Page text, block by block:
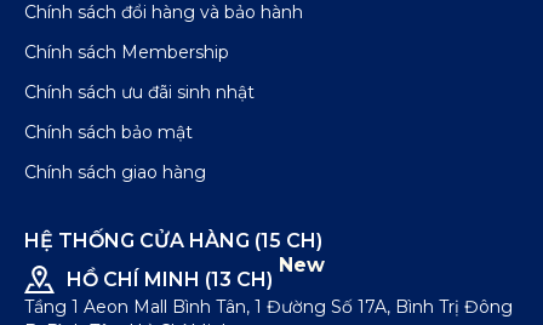
Chính sách đổi hàng và bảo hành
Chính sách Membership
Chính sách ưu đãi sinh nhật
Chính sách bảo mật
Chính sách giao hàng
HỆ THỐNG CỬA HÀNG (15 CH)
HỒ CHÍ MINH (13 CH)
New
Tầng 1 Aeon Mall Bình Tân, 1 Đường Số 17A, Bình Trị Đông